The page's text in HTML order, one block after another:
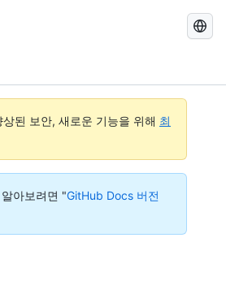
GitHub
색
된 보안, 새로운 기능을 위해 최
아보려면 "GitHub Docs 버전